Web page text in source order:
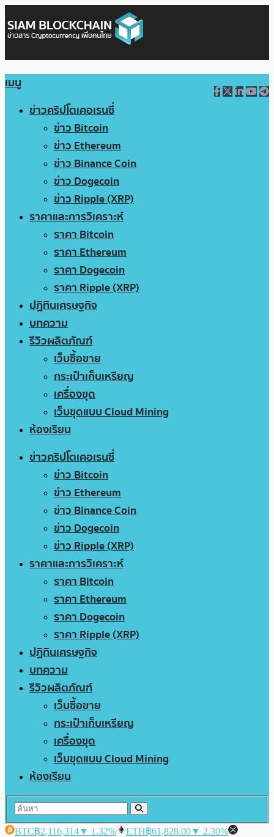
เมนู
ข่าวคริปโตเคอเรนซี่
ข่าว Bitcoin
ข่าว Ethereum
ข่าว Binance Coin
ข่าว Dogecoin
ข่าว Ripple (XRP)
ราคาและการวิเคราะห์
ราคา Bitcoin
ราคา Ethereum
ราคา Dogecoin
ราคา Ripple (XRP)
ปฏิทินเศรษฐกิจ
บทความ
รีวิวผลิตภัณฑ์
เว็บซื้อขาย
กระเป๋าเก็บเหรียญ
เครื่องขุด
เว็บขุดแบบ Cloud Mining
ห้องเรียน
ข่าวคริปโตเคอเรนซี่
ข่าว Bitcoin
ข่าว Ethereum
ข่าว Binance Coin
ข่าว Dogecoin
ข่าว Ripple (XRP)
ราคาและการวิเคราะห์
ราคา Bitcoin
ราคา Ethereum
ราคา Dogecoin
ราคา Ripple (XRP)
ปฏิทินเศรษฐกิจ
บทความ
รีวิวผลิตภัณฑ์
เว็บซื้อขาย
กระเป๋าเก็บเหรียญ
เครื่องขุด
เว็บขุดแบบ Cloud Mining
ห้องเรียน
BTC฿2,116,314▼ 1.32% ETH฿61,828.00▼ 2.30%